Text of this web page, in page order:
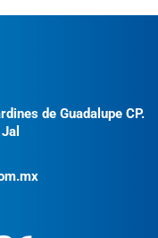
de Guadalupe CP.